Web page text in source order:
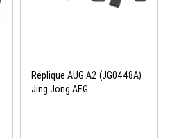
Réplique AUG A2 (JG0448A)
Jing Jong AEG